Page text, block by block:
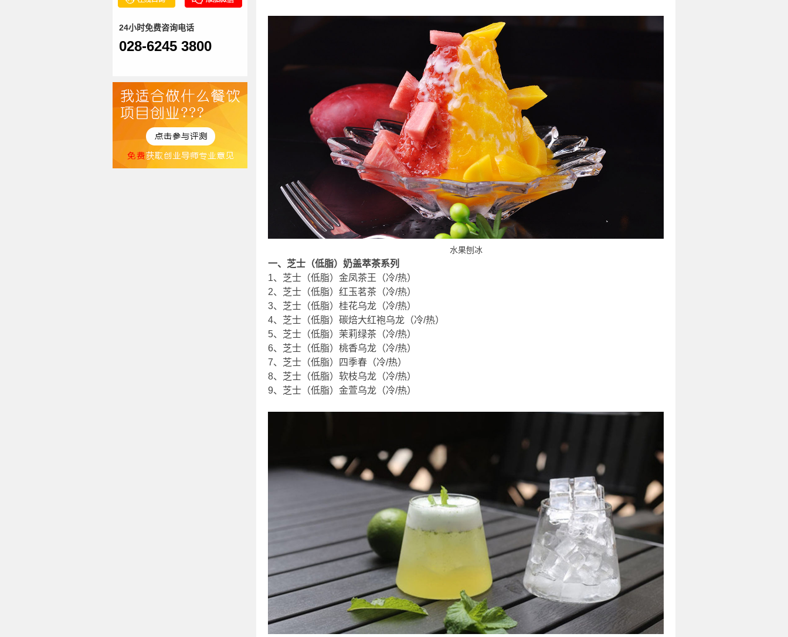
24小时免费咨询电话
028-6245 3800
水果刨冰
一、芝士（低脂）奶盖萃茶系列
1、芝士（低脂）金凤茶王（冷/热）
2、芝士（低脂）红玉茗茶（冷/热）
3、芝士（低脂）桂花乌龙（冷/热）
4、芝士（低脂）碳焙大红袍乌龙（冷/热）
5、芝士（低脂）茉莉绿茶（冷/热）
6、芝士（低脂）桃香乌龙（冷/热）
7、芝士（低脂）四季春（冷/热）
8、芝士（低脂）软枝乌龙（冷/热）
9、芝士（低脂）金萱乌龙（冷/热）